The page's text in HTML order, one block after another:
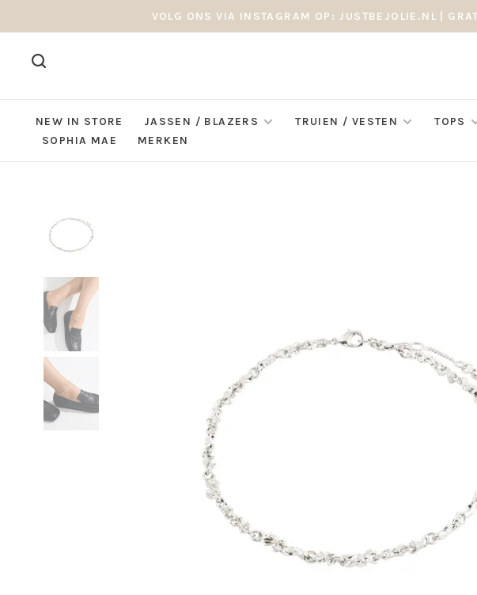
VOLG ONS VIA INSTAGRAM OP: JUSTBEJOLIE.NL |
NEW IN STORE JASSEN / BLAZERS TRUIEN / VESTEN TOPS
SOPHIA MAE
MERKEN